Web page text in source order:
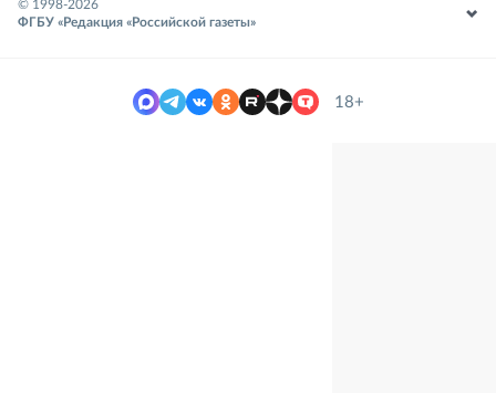
© 1998-2026
ФГБУ «Редакция «Российской газеты»
18+